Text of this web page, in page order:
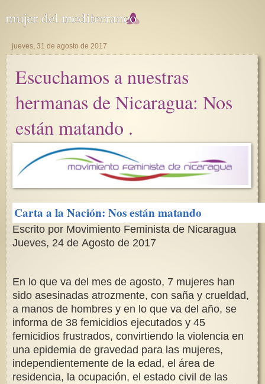
jueves, 31 de agosto de 2017
Escuchamos a nuestras
hermanas de Nicaragua: Nos
están matando .
Carta a la Nación: Nos están matando
Escrito por Movimiento Feminista de Nicaragua
Jueves, 24 de Agosto de 2017
En lo que va del mes de agosto, 7 mujeres han
sido asesinadas atrozmente, con saña y crueldad,
a manos de hombres y en lo que va del año, se
informa de 38 femicidios ejecutados y 45
femicidios frustrados, convirtiendo la violencia en
una epidemia de gravedad para las mujeres,
independientemente de la edad, el área de
residencia, la ocupación, el estado civil de las